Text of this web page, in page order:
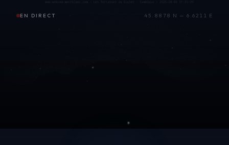
EN DIRECT 45.8878 N — 6.6211 E